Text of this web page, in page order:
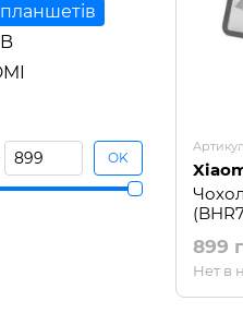
899
Нет в
OK